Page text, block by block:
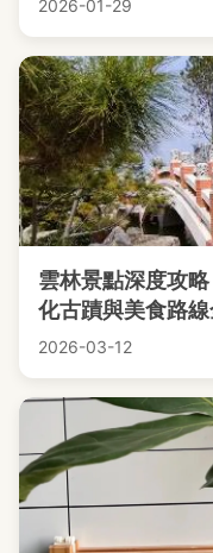
2026-01-29
雲林景點深度攻
化古蹟與美食路
2026-03-12